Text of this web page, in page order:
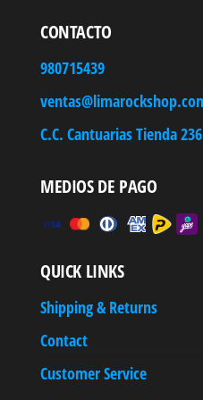
CONTACTO
980715439
C.C. Cantuarias Tienda
MEDIOS DE PAGO
QUICK LINKS
Shipping & Returns
Contact
Customer Service